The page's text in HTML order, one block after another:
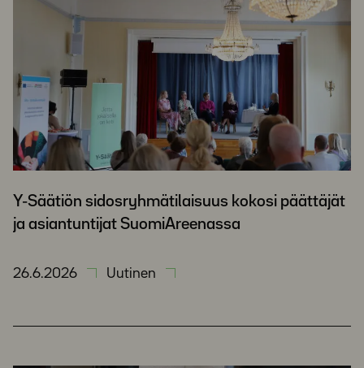
Y-Säätiön sidosryhmätilaisuus kokosi päättäjät
ja asiantuntijat SuomiAreenassa
26.6.2026 Uutinen